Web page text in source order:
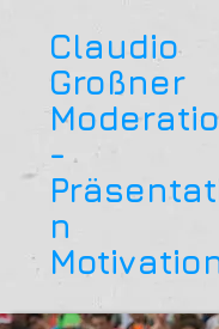
Claudio
Großner
-
n